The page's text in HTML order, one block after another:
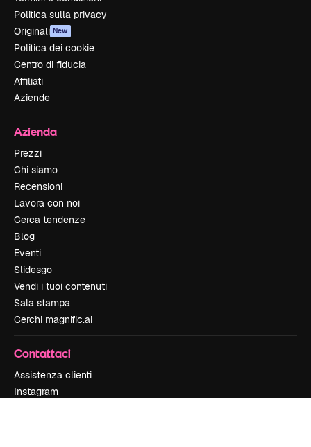
Politica sulla privacy
Originali New
Politica dei cookie
Centro di fiducia
Affiliati
Aziende
Azienda
Prezzi
Chi siamo
Recensioni
Lavora con noi
Cerca tendenze
Blog
Eventi
Slidesgo
Vendi i tuoi contenuti
Sala stampa
Cerchi magnific.ai
Contattaci
Assistenza clienti
Instagram